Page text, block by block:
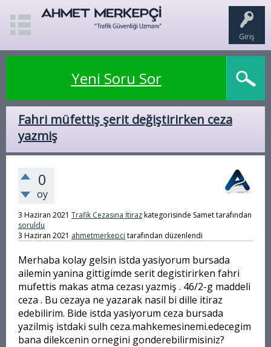
Giriş
Yeni Soru Sor
Fahri müfettiş şerit değiştirirken ceza
yazmiş
0
oy
3 Haziran 2021 Trafik Cezasına İtirazkategorisinde Samettarafından
soruldu
3 Haziran 2021 ahmetmerkepci tarafından düzenlendi
Merhaba kolay gelsin istda yasiyorum bursada
ailemin yanina gittigimde serit degistirirken fahri
mufettis makas atma cezası yazmiş . 46/2-g maddeli
ceza . Bu cezaya ne yazarak nasil bi dille itiraz
edebilirim. Bide istda yasiyorum ceza bursada
yazilmiş istdaki sulh ceza.mahkemesinemi.edecegim
bana dilekcenin ornegini gonderebilirmisiniz?